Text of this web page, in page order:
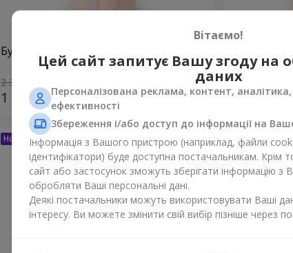
Букет "Мрії збуваються"
2 352 грн Замовити 3 145 грн
Вітаємо!
Цей сайт запитує Вашу згоду на
даних
Персоналізована реклама, контент,
ефективності
Збереження і/або доступ до інформації на
Інформація з Вашого пристрою (наприклад, файли
ідентифікатори) буде доступна постачальникам. Крім
сайт або застосунок зможуть зберігати інформацію з
обробляти Ваші персональні дані.
Деякі постачальники можуть використовувати Ваші
інтересу. Ви можете змінити свій вибір пізніше через